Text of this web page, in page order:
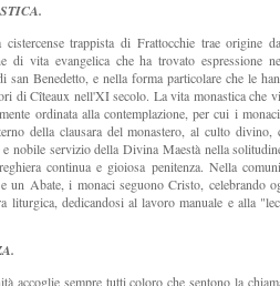
cistercense trappista di Frattocchie trae origine
di vita evangelica che ha trovato espressione
san Benedetto, e nella forma particolare che le
di Cîteaux nell'XI secolo. La vita monastica che
ordinata alla contemplazione, per cui i
della clausara del monastero, al culto divino,
nobile servizio della Divina Maestà nella
continua e gioiosa penitenza. Nella
un Abate, i monaci seguono Cristo, celebrando
liturgica, dedicandosi al lavoro manuale e alla
accoglie sempre tutti coloro che sentono la